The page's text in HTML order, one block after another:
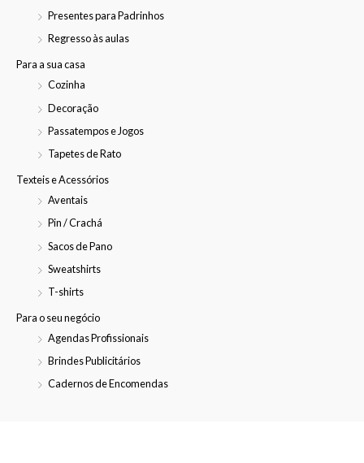
Presentes para Padrinhos
Regresso às aulas
Para a sua casa
Cozinha
Decoração
Passatempos e Jogos
Tapetes de Rato
Texteis e Acessórios
Aventais
Pin / Crachá
Sacos de Pano
Sweatshirts
T-shirts
Para o seu negócio
Agendas Profissionais
Brindes Publicitários
Cadernos de Encomendas